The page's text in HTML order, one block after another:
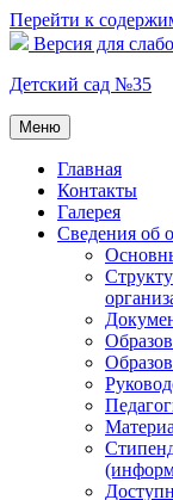
Перейти к
Версия для
Детский сад №35
Меню
Главная
Контакты
Галерея
Сведения об